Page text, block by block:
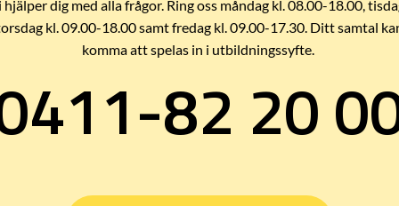
hjälper dig med alla frågor. Ring oss måndag kl. 08.00-18.00,
kl. 09.00-18.00 samt fredag kl. 09.00-17.30. Ditt samtal
komma att spelas in i utbildningssyfte.
82 20